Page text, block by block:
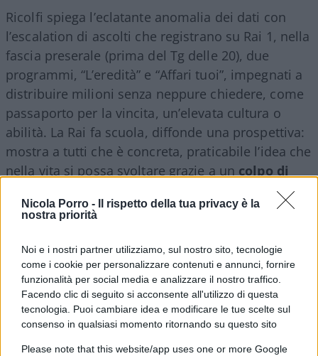
Nicola Porro -
Il rispetto della tua privacy è la
nostra priorità
Noi e i nostri partner utilizziamo, sul nostro sito, tecnologie
come i cookie per personalizzare contenuti e annunci, fornire
funzionalità per social media e analizzare il nostro traffico.
Facendo clic di seguito si acconsente all'utilizzo di questa
tecnologia. Puoi cambiare idea e modificare le tue scelte sul
consenso in qualsiasi momento ritornando su questo sito
Please note that this website/app uses one or more Google
Ricolfi spiega l’eclatante anomalia dei dati con
l’escalation di ascolti che registrano su Rai 1, nella
fascia preserale (prima del Tg delle 20), due
programmi, “L’eredità” e “Affari tuoi”, impegnati a
distribuire milioni senza neppure chiedere, come
passaporto per la vincita, un’elevata cultura o
abilità. La Rai fa scuola, diffonde una prospettiva:
mostra a tutti che è concreta, praticabile l’idea che
nella vita si possa svoltare grazie a un colpo di
e con ciò dà un potente impulso ai vari
Gratta e Vinci e SuperEnalotto.
Ricolfi non commenta, però la sua interpretazione
dei fatti èdrammatica. Da quando ha introdotto
la televisione in Italia, la Rai pone tra i suoi
obiettivi principali quello di educare: programmi e
reti culturali (Rai 5, Rai Storia, Rai Scuola), un
nugolo di fiction e di film prodotti secondo una